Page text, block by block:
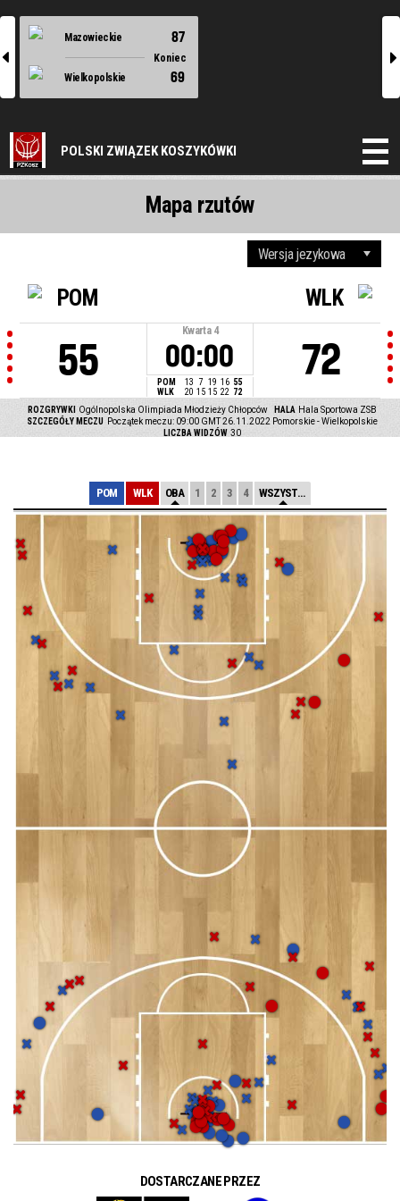
l
Mazowieckie 87
Koniec
Wielkopolskie
69
r
POLSKI ZWIĄZEK KOSZYKÓWKI
POM
55
Kwarta 4
00:00
POM 13 7 19 16 55
WLK
20 15 15 22 72
WLK
72
ROZGRYWKI Ogólnopolska Olimpiada Młodzieży Chłopców HALA Hala Sportowa ZSB
SZCZEGÓŁY MECZU
Początek meczu: 09:00 GMT 26.11.2022 Pomorskie - Wielkopolskie
LICZBA WIDZÓW 30
Mapa rzutów
POM WLK OBA 1 2 3 4 WSZYSTKIE
DOSTARCZANE PRZEZ